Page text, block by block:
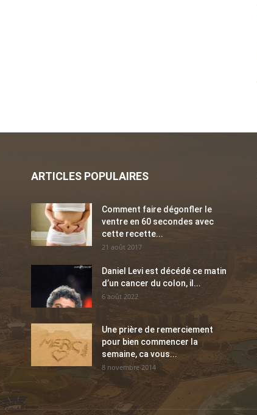
ARTICLES POPULAIRES
Comment faire dégonfler le
ventre en 60 secondes avec
cette recette...
21 août 2017
Daniel Levi est décédé ce matin
d’un cancer du colon, il...
6 août 2022
Une prière de remerciement
pour bien commencer la
semaine, ca vous...
8 novembre 2014